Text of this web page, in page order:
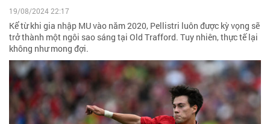
19/08/2024 22:17
Kể từ khi gia nhập MU vào năm 2020, Pellistri luôn được kỳ vọng sẽ
trở thành một ngôi sao sáng tại Old Trafford. Tuy nhiên, thực tế lại
không như mong đợi.